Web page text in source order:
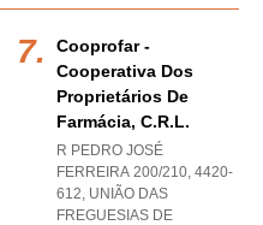
Cooprofar -
Cooperativa Dos
Proprietários De
Farmácia, C.r.l.
R PEDRO JOSÉ
FERREIRA 200/210, 4420-
612, UNIÃO DAS
FREGUESIAS DE